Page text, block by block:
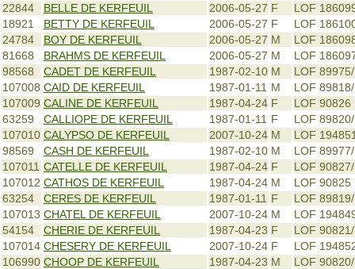
22844
BELLE DE KERFEUIL 2006-05-27 F
LOF
18921
BETTY DE KERFEUIL 2006-05-27 F
LOF
24784
BOY DE KERFEUIL 2006-05-27 M
LOF
81668
BRAHMS DE KERFEUIL 2006-05-27 M
LOF
98568
CADET DE KERFEUIL 1987-02-10 M
LOF
107008 CAID DE KERFEUIL 1987-01-11 M
LOF
107009 CALINE DE KERFEUIL 1987-04-24 F
LOF 90826
63259
CALLIOPE DE KERFEUIL 1987-01-11 F
LOF
107010 CALYPSO DE KERFEUIL 2007-10-24 M
LOF
98569
CASH DE KERFEUIL 1987-02-10 M
LOF
107011 CATELLE DE KERFEUIL 1987-04-24 F
LOF
107012 CATHOS DE KERFEUIL 1987-04-24 M
LOF 90825
63254
CERES DE KERFEUIL 1987-01-11 F
LOF
107013 CHATEL DE KERFEUIL 2007-10-24 M
LOF
54154
CHERIE DE KERFEUIL 1987-04-23 F
LOF
107014 CHESERY DE KERFEUIL 2007-10-24 F
LOF
106990 CHOOP DE KERFEUIL 1987-04-23 M
LOF